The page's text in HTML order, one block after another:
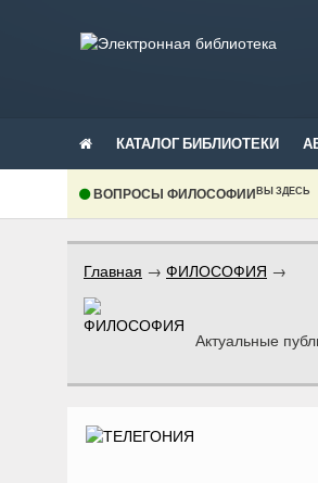
КАТАЛОГ БИБЛИОТЕКИ
ВОПРОСЫ ФИЛОСОФИИВЫ ЗДЕСЬ
Главная → ФИЛОСОФИЯ →
Актуальные